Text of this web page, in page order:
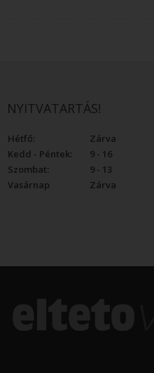
NYITVATARTÁS!
Hétfő:
Zárva
Kedd - Péntek:
9 - 16
Szombat:
9 - 13
Vasárnap
Zárva